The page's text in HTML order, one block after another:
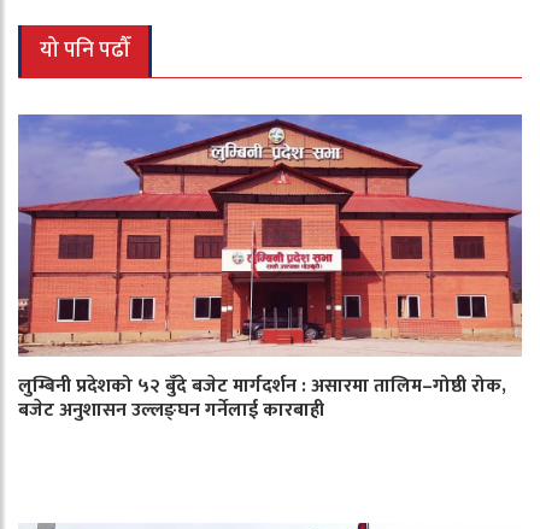
यो पनि पढौँ
लुम्बिनी प्रदेशको ५२ बुँदे बजेट मार्गदर्शन : असारमा तालिम–गोष्ठी रोक,
बजेट अनुशासन उल्लङ्घन गर्नेलाई कारबाही